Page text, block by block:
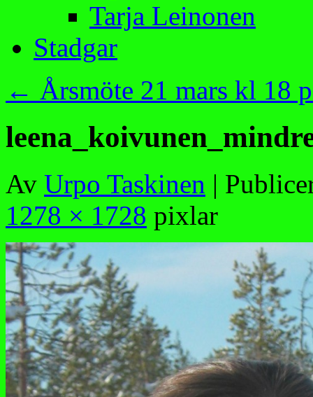
Tarja Leinonen
Stadgar
← Årsmöte 21 mars kl 18
Av Urpo Taskinen |
1278 × 1728 pixlar